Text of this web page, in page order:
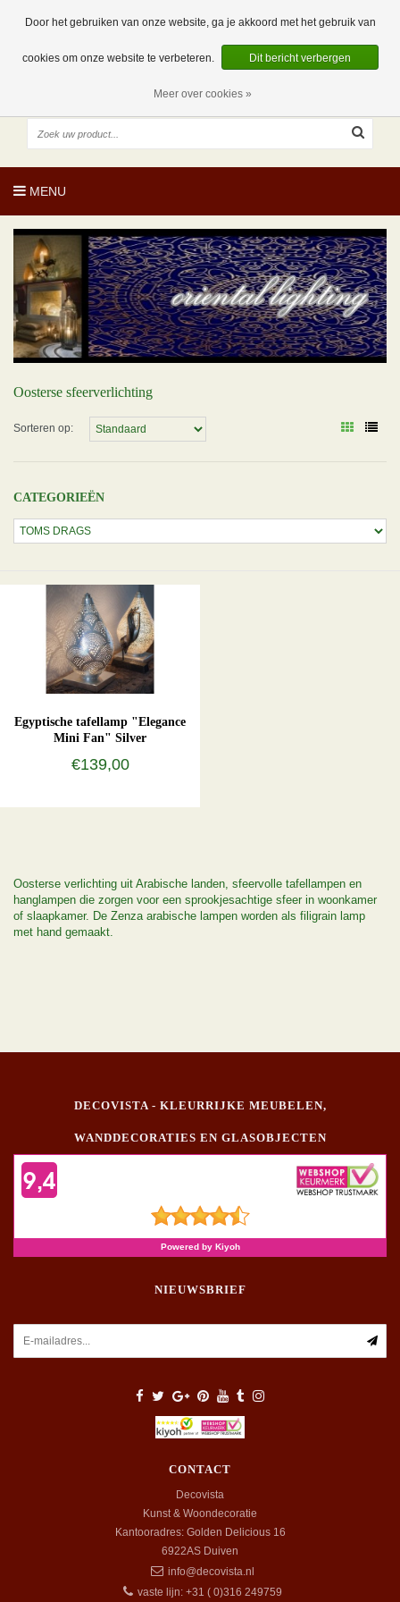
0 Artikelen
NL
EUR
MENU
Oosterse sfeerverlichting
Sorteren op:
CATEGORIEËN
Egyptische tafellamp "Elegance
Mini Fan" Silver
€139,00
Oosterse verlichting uit Arabische landen, sfeervolle tafellampen en
hanglampen die zorgen voor een sprookjesachtige sfeer in woonkamer
of slaapkamer. De Zenza arabische lampen worden als filigrain lamp
met hand gemaakt.
DECOVISTA - KLEURRIJKE MEUBELEN,
WANDDECORATIES EN GLASOBJECTEN
NIEUWSBRIEF
CONTACT
Decovista
Kunst & Woondecoratie
Kantooradres: Golden Delicious 16
6922AS Duiven
info@decovista.nl
vaste lijn: +31 ( 0)316 249759
Door het gebruiken van onze website, ga je akkoord met het gebruik van
cookies om onze website te verbeteren. Dit bericht verbergen
Meer over cookies »